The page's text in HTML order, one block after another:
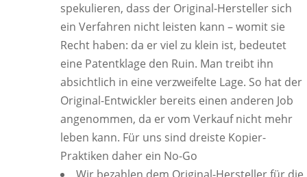
spekulieren, dass der Original-Hersteller sich
ein Verfahren nicht leisten kann – womit sie
Recht haben: da er viel zu klein ist, bedeutet
eine Patentklage den Ruin. Man treibt ihn
absichtlich in eine verzweifelte Lage. So hat der
Original-Entwickler bereits einen anderen Job
angenommen, da er vom Verkauf nicht mehr
leben kann. Für uns sind dreiste Kopier-
Praktiken daher ein No-Go